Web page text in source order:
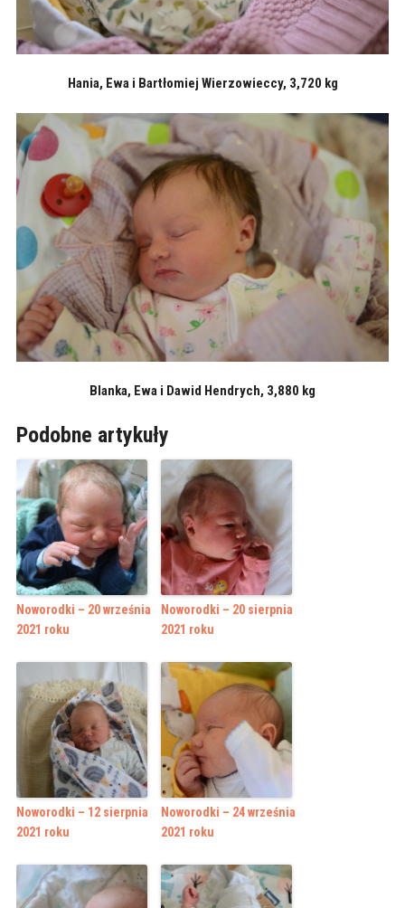
Hania, Ewa i Bartłomiej Wierzowieccy, 3,720 kg
Blanka, Ewa i Dawid Hendrych, 3,880 kg
Podobne artykuły
Noworodki – 20 września
2021 roku
Noworodki – 20 sierpnia
2021 roku
Noworodki – 12 sierpnia
2021 roku
Noworodki – 24 września
2021 roku